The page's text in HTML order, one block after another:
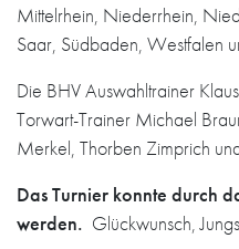
Mittelrhein, Niederrhein,
Saar, Südbaden, Westfalen
Die BHV Auswahltrainer
Torwart-Trainer Michael
Merkel, Thorben Zimprich
Das Turnier konnte durch
werden. Glückwunsch,